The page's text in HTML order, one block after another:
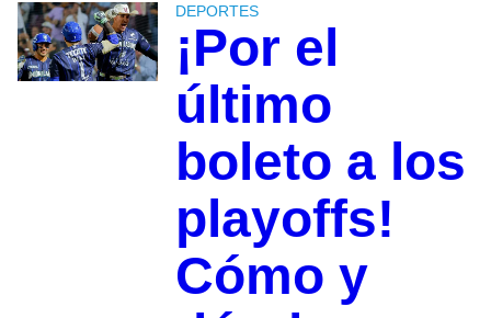
DEPORTES
¡Por el
último
boleto a los
playoffs!
Cómo y